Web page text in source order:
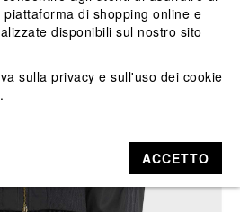
di shopping online e
disponibili sul nostro sito
sulla privacy e sull'uso dei cookie
ACCETTO